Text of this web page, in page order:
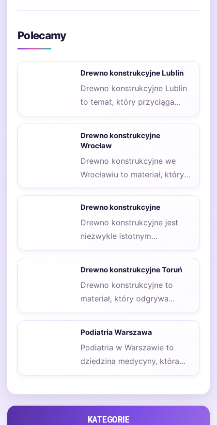
Polecamy
Drewno konstrukcyjne Lublin
Drewno konstrukcyjne Lublin
to temat, który przyciąga
uwagę zarówno
amatorów budownictwa. W…
Drewno konstrukcyjne
Wrocław
Drewno konstrukcyjne we
Wrocławiu to materiał, który
cieszy się dużym
zainteresowaniem wśród
Drewno konstrukcyjne
Drewno konstrukcyjne jest
niezwykle istotnym
materiałem w budownictwie, a
Drewno konstrukcyjne Toruń
Drewno konstrukcyjne to
materiał, który odgrywa
kluczową rolę w
Podiatria Warszawa
Podiatria w Warszawie to
dziedzina medycyny, która
zajmuje się diagnostyką i
KATEGORIE